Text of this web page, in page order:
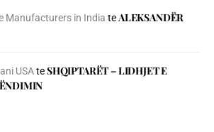
Manufacturers in India teALEKSANDËR
USAteSHQIPTARËT – LIDHJET E